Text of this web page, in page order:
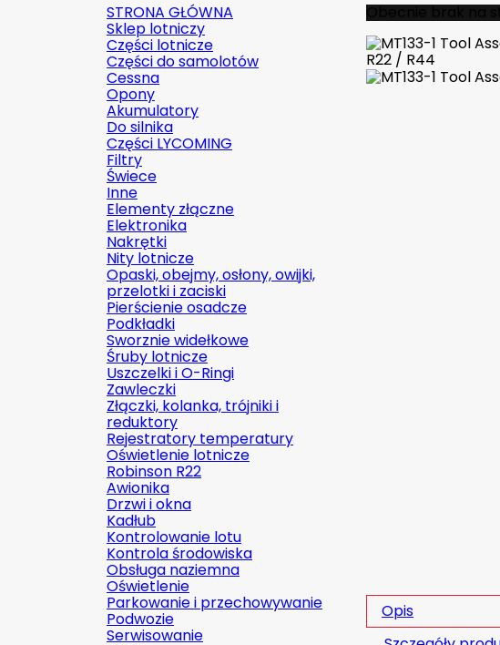
STRONA GŁÓWNA
Sklep lotniczy
Części lotnicze
Części do samolotów
Cessna
Opony
Akumulatory
Do silnika
Części LYCOMING
Filtry
Świece
Inne
Elementy złączne
Elektronika
Nakrętki
Nity lotnicze
Opaski, obejmy, osłony, owijki,
przelotki i zaciski
Pierścienie osadcze
Podkładki
Sworznie widełkowe
Śruby lotnicze
Uszczelki i O-Ringi
Zawleczki
Złączki, kolanka, trójniki i
reduktory
Rejestratory temperatury
Oświetlenie lotnicze
Robinson R22
Awionika
Drzwi i okna
Kadłub
Kontrolowanie lotu
Kontrola środowiska
Obsługa naziemna
Oświetlenie
Parkowanie i przechowywanie
Podwozie
Serwisowanie
Opis